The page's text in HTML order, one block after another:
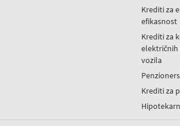
Krediti za
efikasnost
Krediti za
vozila
Krediti za